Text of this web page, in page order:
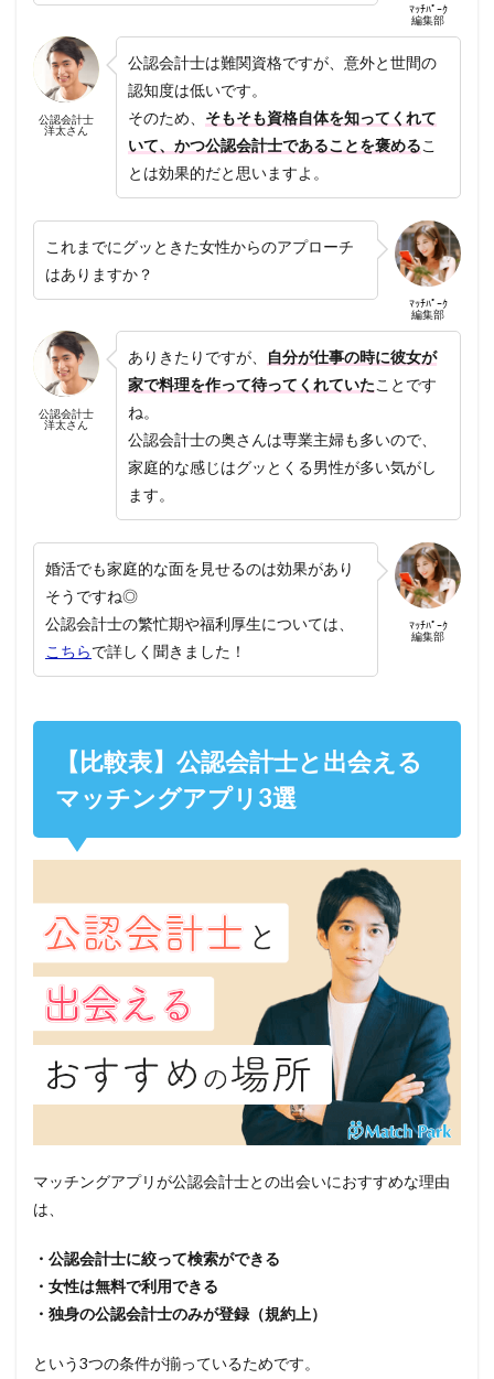
ﾏｯﾁﾊﾟｰｸ
編集部
公認会計士
洋太さん
公認会計士は難関資格ですが、意外と世間の
認知度は低いです。
そのため、 そもそも資格自体を知ってくれて
いて、かつ公認会計士であることを褒めるこ
とは効果的だと思いますよ。
ﾏｯﾁﾊﾟｰｸ
編集部
これまでにグッときた女性からのアプローチ
はありますか？
公認会計士
洋太さん
ありきたりですが、
自分が仕事の時に彼女が
家で料理を作って待ってくれていたことです
ね。
公認会計士の奥さんは専業主婦も多いので、
家庭的な感じはグッとくる男性が多い気がし
ます。
ﾏｯﾁﾊﾟｰｸ
編集部
婚活でも家庭的な面を見せるのは効果があり
そうですね◎
公認会計士の繁忙期や福利厚生については、
こちらで詳しく聞きました！
【比較表】公認会計士と出会える
マッチングアプリ3選
マッチングアプリが公認会計士との出会いにおすすめな理由
は、
・公認会計士に絞って検索ができる
・女性は無料で利用できる
・独身の公認会計士のみが登録（規約上）
という3つの条件が揃っているためです。